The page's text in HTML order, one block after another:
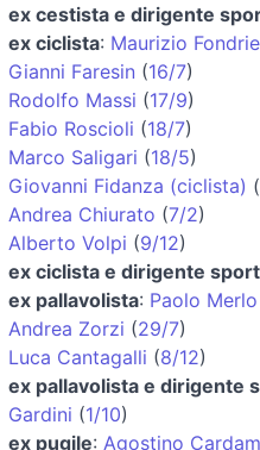
ex cestista e dirigente
ex ciclista: Maurizio
Gianni Faresin (16/7)
Rodolfo Massi (17/9)
Fabio Roscioli (18/7)
Marco Saligari (18/5)
Giovanni Fidanza (ciclista) (
Andrea Chiurato (7/2)
Alberto Volpi (9/12)
ex ciclista e dirigente
ex pallavolista: Paolo Merlo
Andrea Zorzi (29/7)
Luca Cantagalli (8/12)
ex pallavolista e dirigente
Gardini (1/10)
ex pugile: Agostino